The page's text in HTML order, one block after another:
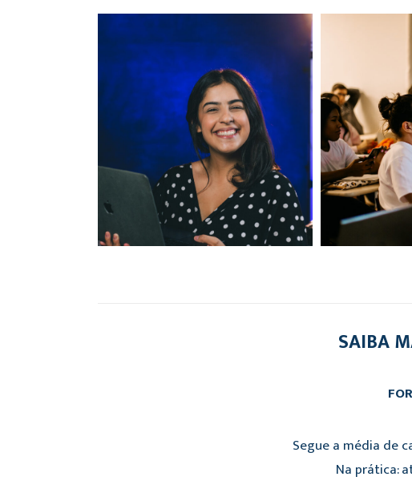
SAIBA
Segue a média de
Na prática: